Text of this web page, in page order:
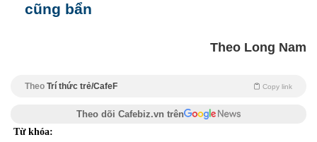
cũng bẩn
Theo Long Nam
Theo Trí thức trẻ/CafeF Copy link
Theo dõi Cafebiz.vn trên
Từ khóa: